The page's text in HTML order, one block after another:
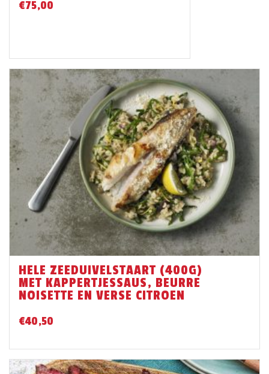
€75,00
HELE ZEEDUIVELSTAART (400G)
MET KAPPERTJESSAUS, BEURRE
NOISETTE EN VERSE CITROEN
€40,50